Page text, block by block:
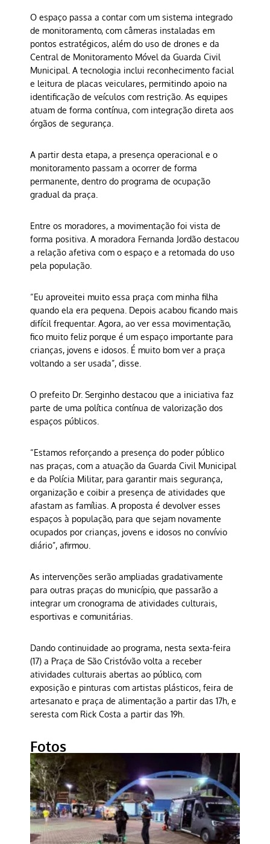
O espaço passa a contar com um sistema integrado
de monitoramento, com câmeras instaladas em
pontos estratégicos, além do uso de drones e da
Central de Monitoramento Móvel da Guarda Civil
Municipal. A tecnologia inclui reconhecimento facial
e leitura de placas veiculares, permitindo apoio na
identificação de veículos com restrição. As equipes
atuam de forma contínua, com integração direta aos
órgãos de segurança.
A partir desta etapa, a presença operacional e o
monitoramento passam a ocorrer de forma
permanente, dentro do programa de ocupação
gradual da praça.
Entre os moradores, a movimentação foi vista de
forma positiva. A moradora Fernanda Jordão destacou
a relação afetiva com o espaço e a retomada do uso
pela população.
“Eu aproveitei muito essa praça com minha filha
quando ela era pequena. Depois acabou ficando mais
difícil frequentar. Agora, ao ver essa movimentação,
fico muito feliz porque é um espaço importante para
crianças, jovens e idosos. É muito bom ver a praça
voltando a ser usada”, disse.
O prefeito Dr. Serginho destacou que a iniciativa faz
parte de uma política contínua de valorização dos
espaços públicos.
“Estamos reforçando a presença do poder público
nas praças, com a atuação da Guarda Civil Municipal
e da Polícia Militar, para garantir mais segurança,
organização e coibir a presença de atividades que
afastam as famílias. A proposta é devolver esses
espaços à população, para que sejam novamente
ocupados por crianças, jovens e idosos no convívio
diário”, afirmou.
As intervenções serão ampliadas gradativamente
para outras praças do município, que passarão a
integrar um cronograma de atividades culturais,
esportivas e comunitárias.
Dando continuidade ao programa, nesta sexta-feira
(17) a Praça de São Cristóvão volta a receber
atividades culturais abertas ao público, com
exposição e pinturas com artistas plásticos, feira de
artesanato e praça de alimentação a partir das 17h, e
seresta com Rick Costa a partir das 19h.
Fotos